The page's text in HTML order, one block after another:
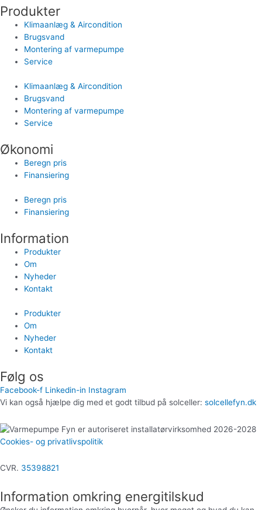
Produkter
Klimaanlæg & Aircondition
Brugsvand
Montering af varmepumpe
Service
Klimaanlæg & Aircondition
Brugsvand
Montering af varmepumpe
Service
Økonomi
Beregn pris
Finansiering
Beregn pris
Finansiering
Information
Produkter
Om
Nyheder
Kontakt
Produkter
Om
Nyheder
Kontakt
Følg os
Facebook-f Linkedin-in Instagram
Vi kan også hjælpe dig med et godt tilbud på solceller: solcellefyn.dk
Cookies- og privatlivspolitik
CVR. 35398821
Information omkring energitilskud